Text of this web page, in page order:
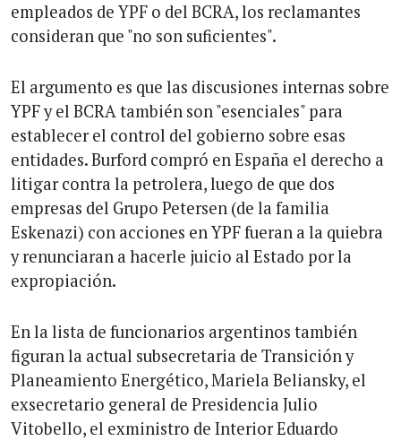
empleados de YPF o del BCRA, los reclamantes
consideran que "no son suficientes".
El argumento es que las discusiones internas sobre
YPF y el BCRA también son "esenciales" para
establecer el control del gobierno sobre esas
entidades. Burford compró en España el derecho a
litigar contra la petrolera, luego de que dos
empresas del Grupo Petersen (de la familia
Eskenazi) con acciones en YPF fueran a la quiebra
y renunciaran a hacerle juicio al Estado por la
expropiación.
En la lista de funcionarios argentinos también
figuran la actual subsecretaria de Transición y
Planeamiento Energético, Mariela Beliansky, el
exsecretario general de Presidencia Julio
Vitobello, el exministro de Interior Eduardo